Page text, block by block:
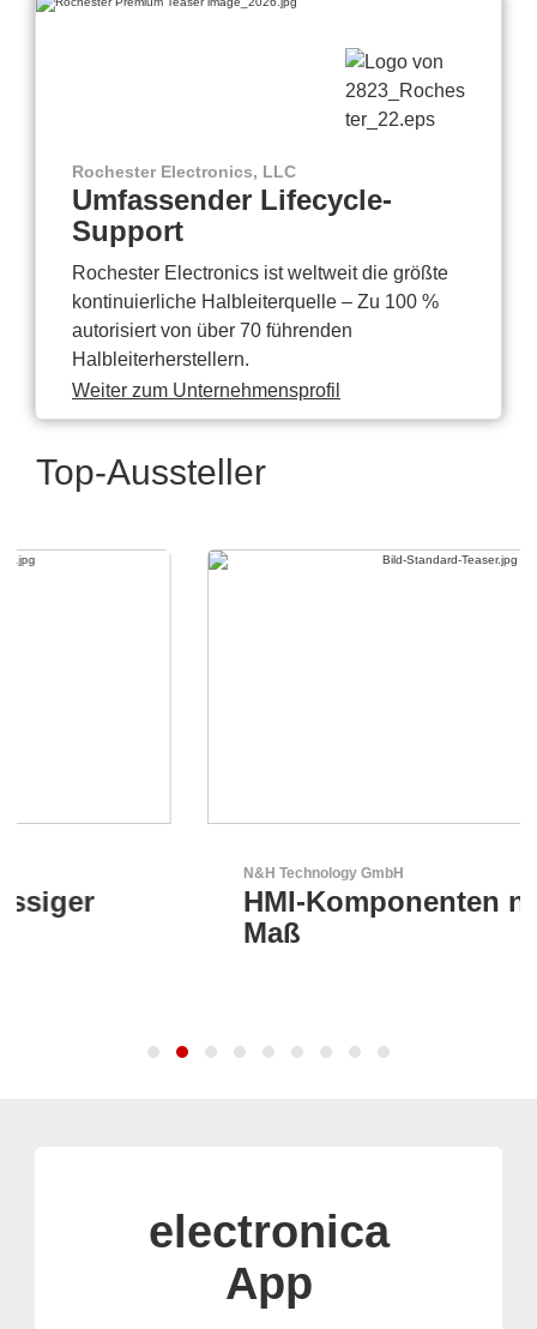
Rochester Electronics, LLC
Umfassender Lifecycle-
Support
Rochester Electronics ist weltweit die größte
kontinuierliche Halbleiterquelle – Zu 100 %
autorisiert von über 70 führenden
Halbleiterherstellern.
Weiter zum Unternehmensprofil
Top-Aussteller
HMI-Komponenten nach
electronica
App